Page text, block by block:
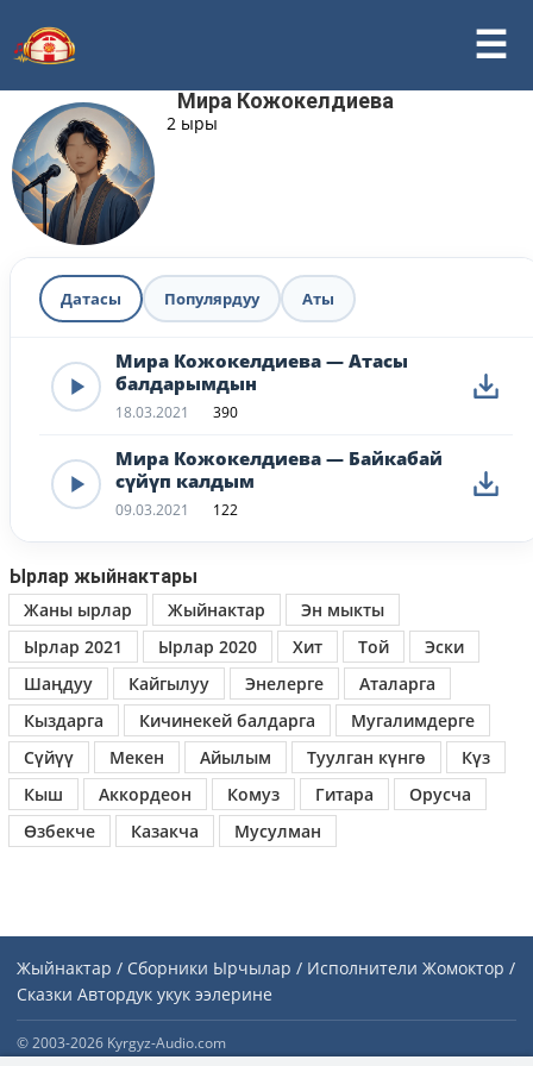
Мира Кожокелдиева
2 ыры
Датасы Популярдуу Аты
Мира Кожокелдиева — Атасы
балдарымдын
18.03.2021 390
Мира Кожокелдиева — Байкабай
сүйүп калдым
09.03.2021 122
Ырлар жыйнактары
Жаны ырлар
Жыйнактар
Эн мыкты
Ырлар 2021
Ырлар 2020 Хит Той
Эски
Шаңдуу
Кайгылуу Энелерге
Аталарга
Кыздарга
Кичинекей балдарга
Мугалимдерге
Сүйүү
Мекен Айылым Туулган күнгө
Күз
Кыш
Аккордеон Комуз Гитара
Орусча
Өзбекче
Казакча Мусулман
Жыйнактар / Сборники Ырчылар / Исполнители Жомоктор /
Сказки Автордук укук ээлерине
© 2003-2026 Kyrgyz-Audio.com